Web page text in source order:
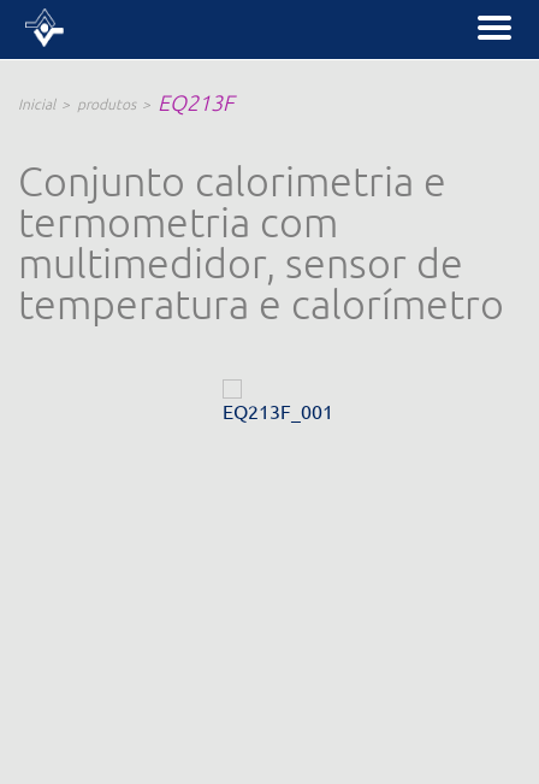
Inicial produtos EQ213F
Conjunto calorimetria e
termometria com
multimedidor, sensor de
temperatura e calorímetro